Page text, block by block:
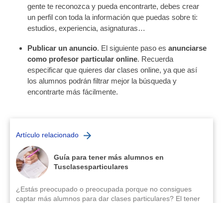
gente te reconozca y pueda encontrarte, debes crear
un perfil con toda la información que puedas sobre ti:
estudios, experiencia, asignaturas…
Publicar un anuncio. El siguiente paso esanunciarse
como profesor particular online. Recuerda
especificar que quieres dar clases online, ya que así
los alumnos podrán filtrar mejor la búsqueda y
encontrarte más fácilmente.
Artículo relacionado
Guía para tener más alumnos en
Tusclasesparticulares
¿Estás preocupado o preocupada porque no consigues
captar más alumnos para dar clases particulares? El tener